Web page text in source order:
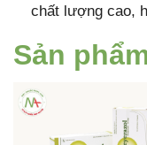
chất lượng cao,
Sản